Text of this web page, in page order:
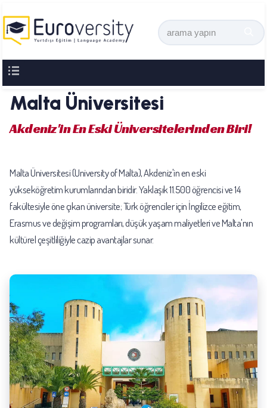
Malta Üniversitesi
Akdeniz'in En Eski Üniversitelerinden Biri!
Malta Üniversitesi (University of Malta), Akdeniz'in en eski
yükseköğretim kurumlarından biridir. Yaklaşık 11.500 öğrencisi ve 14
fakültesiyle öne çıkan üniversite; Türk öğrenciler için İngilizce eğitim,
Erasmus ve değişim programları, düşük yaşam maliyetleri ve Malta'nın
kültürel çeşitliliğiyle cazip avantajlar sunar.